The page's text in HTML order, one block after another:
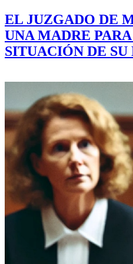
EL JUZGADO DE
UNA MADRE
SITUACIÓN DE SU